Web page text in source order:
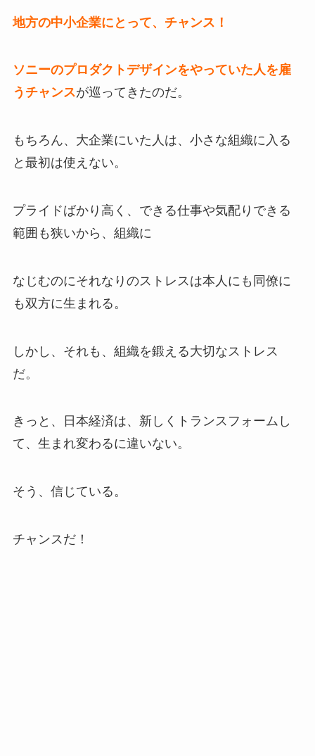
地方の中小企業にとって、チャンス！
ソニーのプロダクトデザインをやっていた人を雇
うチャンスが巡ってきたのだ。
もちろん、大企業にいた人は、小さな組織に入る
と最初は使えない。
プライドばかり高く、できる仕事や気配りできる
範囲も狭いから、組織に
なじむのにそれなりのストレスは本人にも同僚に
も双方に生まれる。
しかし、それも、組織を鍛える大切なストレス
だ。
きっと、日本経済は、新しくトランスフォームし
て、生まれ変わるに違いない。
そう、信じている。
チャンスだ！